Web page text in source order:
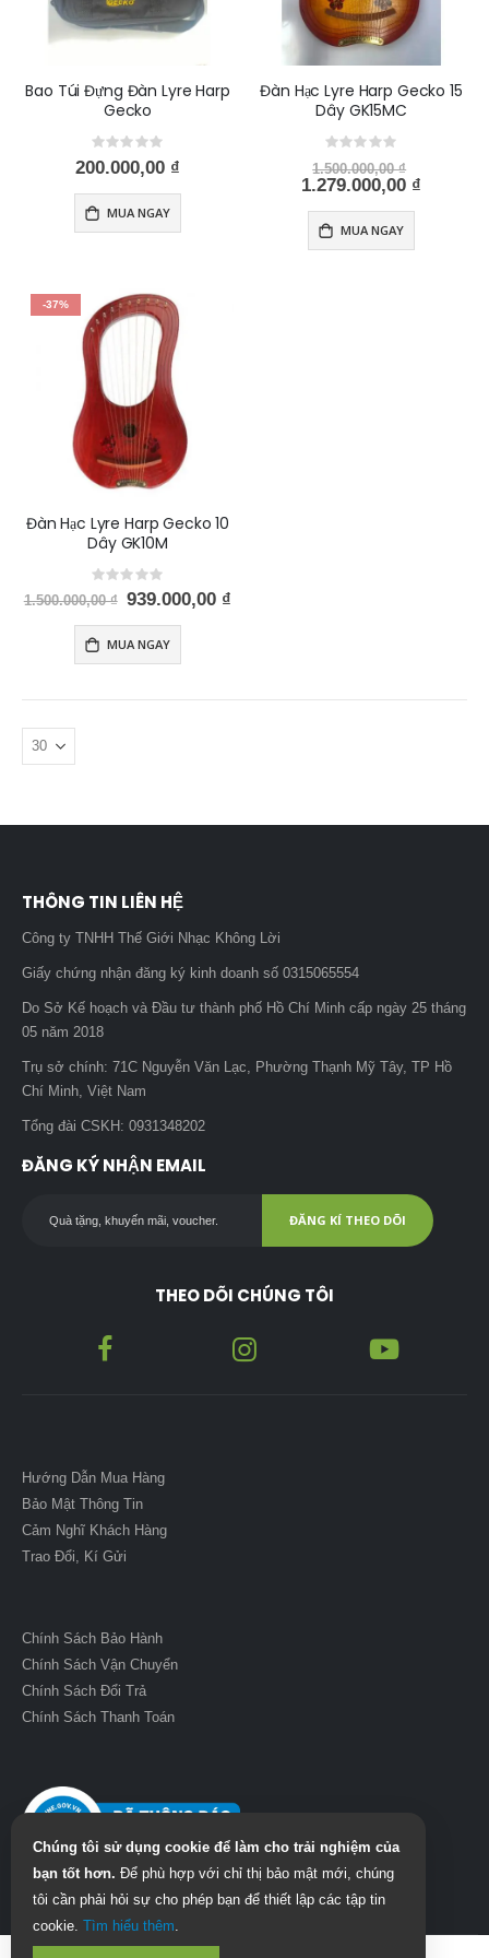
Chúng tôi sử dụng cookie để làm cho trải nghiệm của
bạn tốt hơn. Để phù hợp với chỉ thị bảo mật mới, chúng
tôi cần phải hỏi sự cho phép bạn để thiết lập các tập tin
cookie. Tìm hiểu thêm
Bao Túi Đựng Đàn Lyre Harp
Gecko
Rating:
0%
200.000,00 ₫
MUA NGAY
Đàn Hạc Lyre Harp Gecko 15
Dây GK15MC
Rating:
0%
1.500.000,00 ₫
Special
Price
1.279.000,00 ₫
MUA NGAY
-37%
Đàn Hạc Lyre Harp Gecko 10
Dây GK10M
Rating:
0%
1.500.000,00 ₫ Special
Price
939.000,00 ₫
MUA NGAY
THÔNG TIN LIÊN HỆ
Công ty TNHH Thế Giới Nhạc Không Lời
Giấy chứng nhận đăng ký kinh doanh số 0315065554
Do Sở Kế hoạch và Đầu tư thành phố Hồ Chí Minh cấp ngày 25 tháng
05 năm 2018
Trụ sở chính: 71C Nguyễn Văn Lạc, Phường Thạnh Mỹ Tây, TP Hồ
Chí Minh, Việt Nam
Tổng đài CSKH: 0931348202
ĐĂNG KÝ NHẬN EMAIL
ĐĂNG KÍ THEO DÕI
THEO DÕI CHÚNG TÔI
Hướng Dẫn Mua Hàng
Bảo Mật Thông Tin
Cảm Nghĩ Khách Hàng
Trao Đổi, Kí Gửi
Chính Sách Bảo Hành
Chính Sách Vận Chuyển
Chính Sách Đổi Trả
Chính Sách Thanh Toán